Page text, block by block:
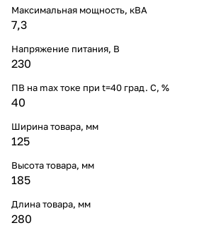
Максимальная мощность, кВА
7,3
Напряжение питания, В
230
ПВ на max токе при t=40 град. С, %
40
Ширина товара, мм
125
Высота товара, мм
185
Длина товара, мм
280